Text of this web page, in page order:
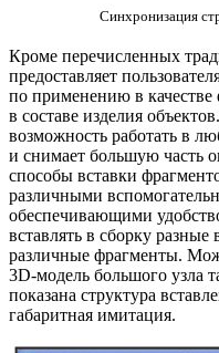
Синхронизация
Кроме перечисленных
предоставляет
по применению в
в составе изделия
возможность работать в
и снимает большую часть
способы вставки
различными
обеспечивающими
вставлять в сборку
различные фрагменты.
3D-модель большого узла
показана структура
габаритная имитация.